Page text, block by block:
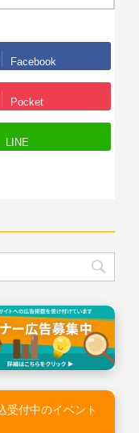
Facebook
Pocket
LINE
受付中のイベント